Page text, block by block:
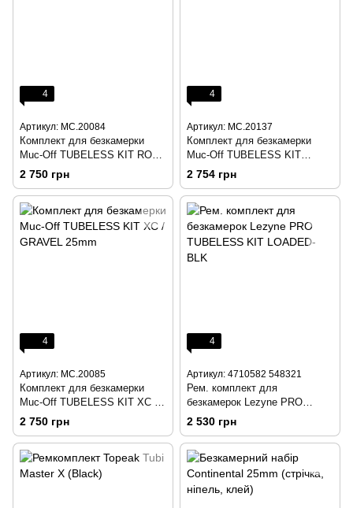
4
Артикул: MC.20084
Комплект для безкамерки
Muc-Off TUBELESS KIT ROAD
60mm
2 750 грн
4
Артикул: MC.20137
Комплект для безкамерки
Muc-Off TUBELESS KIT
ULITM ROAD 21mm
2 754 грн
4
Артикул: MC.20085
Комплект для безкамерки
Muc-Off TUBELESS KIT XC /
GRAVEL 25mm
2 750 грн
4
Артикул: 4710582 548321
Рем. комплект для
безкамерок Lezyne PRO
TUBELESS KIT LOADED-BLK
2 530 грн